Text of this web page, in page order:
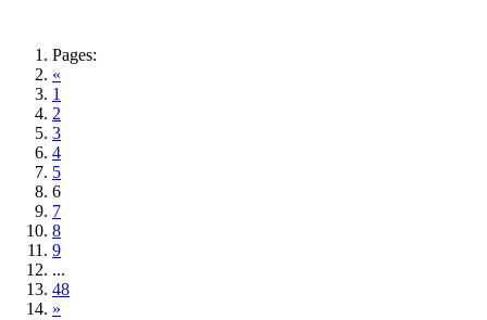
Pages:
«
1
2
3
4
5
6
7
8
9
...
48
»